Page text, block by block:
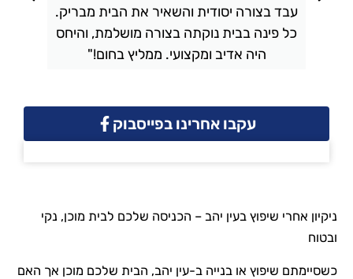
עבד בצורה יסודית והשאיר את הבית מבריק.
כל פינה בבית נוקתה בצורה מושלמת, והיחס
היה אדיב ומקצועי. ממליץ בחום!"
עקבו אחרינו בפייסבוק
ניקיון אחרי שיפוץ בעין יהב – הכניסה שלכם לבית מוכן, נקי
ובטוח
כשסיימתם שיפוץ או בנייה ב-עין יהב, הבית שלכם מוכן אך האם